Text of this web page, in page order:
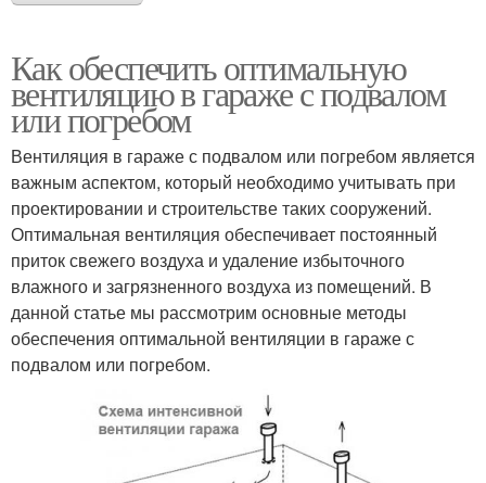
Как обеспечить оптимальную
вентиляцию в гараже с подвалом
или погребом
Вентиляция в гараже с подвалом или погребом является
важным аспектом, который необходимо учитывать при
проектировании и строительстве таких сооружений.
Оптимальная вентиляция обеспечивает постоянный
приток свежего воздуха и удаление избыточного
влажного и загрязненного воздуха из помещений. В
данной статье мы рассмотрим основные методы
обеспечения оптимальной вентиляции в гараже с
подвалом или погребом.